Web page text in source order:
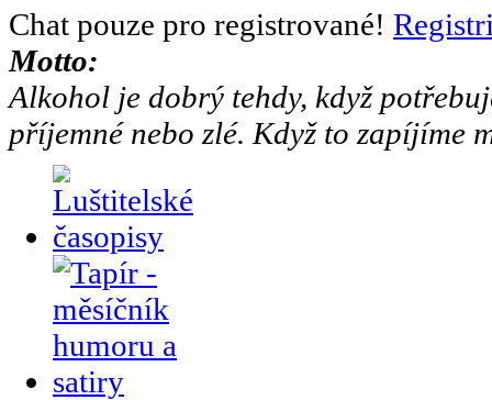
Chat pouze pro registrované!
Motto:
Alkohol je dobrý tehdy, když
příjemné nebo zlé. Když to zapíjíme